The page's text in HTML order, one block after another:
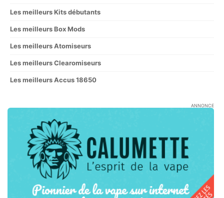
Les meilleurs Kits débutants
Les meilleurs Box Mods
Les meilleurs Atomiseurs
Les meilleurs Clearomiseurs
Les meilleurs Accus 18650
ANNONCE